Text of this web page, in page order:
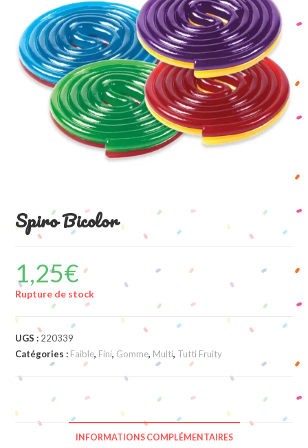
Spiro Bicolor
1,25€
Rupture de stock
UGS : 220339
Catégories : Faible, Fini, Gomme, Multi, Tutti Fruity
INFORMATIONS COMPLÉMENTAIRES